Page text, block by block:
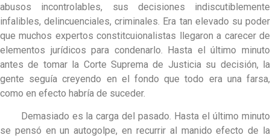
abusos incontrolables, sus decisiones indiscutiblemente
infalibles, delincuenciales, criminales. Era tan elevado su poder
que muchos expertos constitcuionalistas llegaron a carecer de
elementos jurídicos para condenarlo. Hasta el último minuto
antes de tomar la Corte Suprema de Justicia su decisión, la
gente seguía creyendo en el fondo que todo era una farsa,
como en efecto habría de suceder.
Demasiado es la carga del pasado. Hasta el último minuto
se pensó en un autogolpe, en recurrir al manido efecto de la